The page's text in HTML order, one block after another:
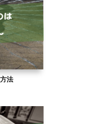
法